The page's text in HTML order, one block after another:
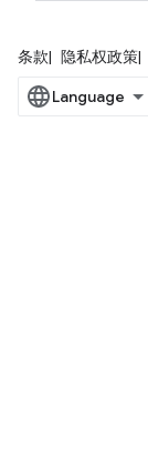
条款 隐私权政策